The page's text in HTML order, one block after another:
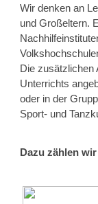
Wir denken an
und Großeltern.
Die zusätzlichen
Unterrichts
oder in der
Sport- und
Dazu zählen